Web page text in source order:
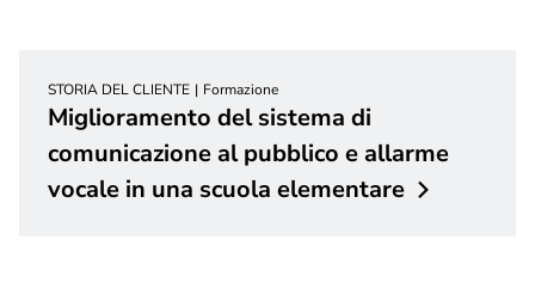
STORIA DEL CLIENTE Formazione
Miglioramento del sistema di
comunicazione al pubblico e allarme
vocale in una scuola elementare